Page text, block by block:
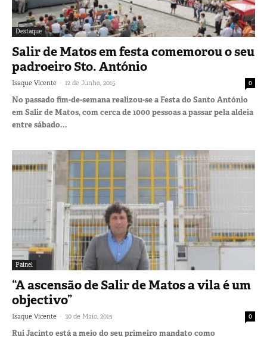
Destaque
Salir de Matos em festa comemorou o seu
padroeiro Sto. António
Isaque Vicente - 12 de Junho, 2015 0
No passado fim-de-semana realizou-se a Festa do Santo António
em Salir de Matos, com cerca de 1000 pessoas a passar pela aldeia
entre sábado...
Painel
“A ascensão de Salir de Matos a vila é um
objectivo”
Isaque Vicente - 30 de Maio, 2015 0
Rui Jacinto está a meio do seu primeiro mandato como